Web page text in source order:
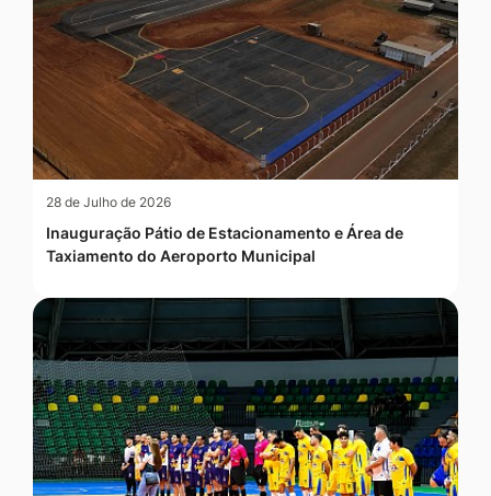
28 de Julho de 2026
Inauguração Pátio de Estacionamento e Área de
Taxiamento do Aeroporto Municipal